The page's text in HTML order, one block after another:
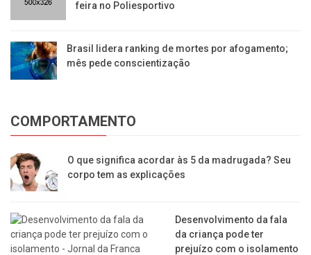
feira no Poliesportivo
Brasil lidera ranking de mortes por afogamento;
mês pede conscientização
COMPORTAMENTO
O que significa acordar às 5 da madrugada? Seu
corpo tem as explicações
Desenvolvimento da fala
da criança pode ter
prejuízo com o isolamento